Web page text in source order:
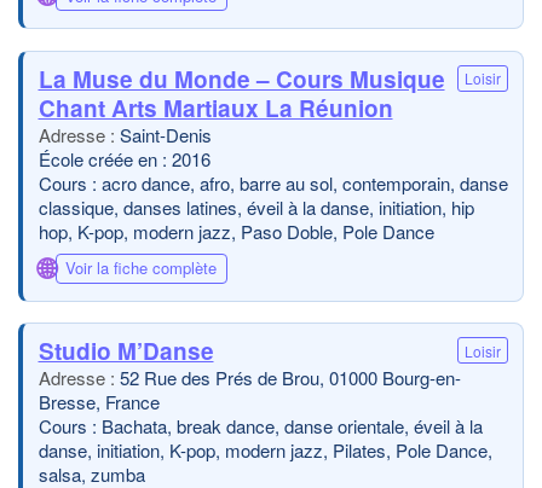
La Muse du Monde – Cours Musique
Chant Arts Martiaux La Réunion
Loisir
Saint-Denis
École créée en : 2016
Cours : acro dance, afro, barre au sol, contemporain, danse
classique, danses latines, éveil à la danse, initiation, hip
hop, K-pop, modern jazz, Paso Doble, Pole Dance
🌐 Voir la fiche complète
Studio M’Danse Loisir
52 Rue des Prés de Brou, 01000 Bourg-en-
Bresse, France
Cours : Bachata, break dance, danse orientale, éveil à la
danse, initiation, K-pop, modern jazz, Pilates, Pole Dance,
salsa, zumba